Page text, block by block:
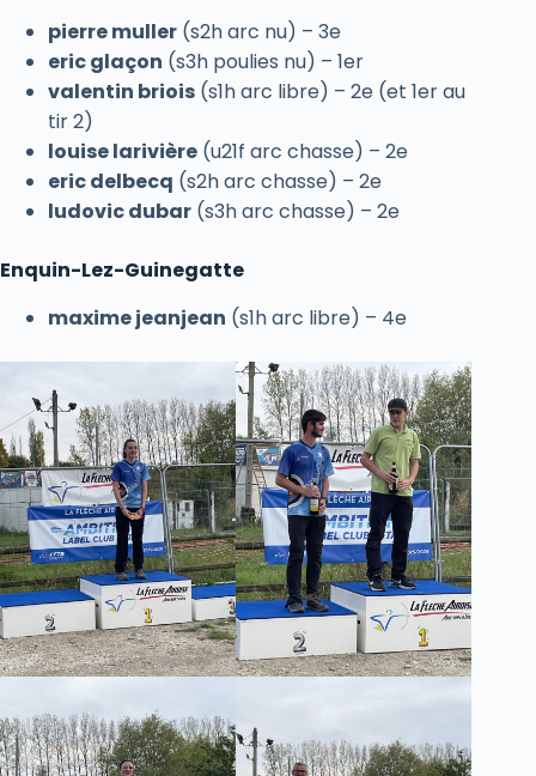
pierre muller (s2h arc nu) – 3e
eric glaçon (s3h poulies nu) – 1er
valentin briois (s1h arc libre) – 2e (et 1er au
tir 2)
louise larivière (u21f arc chasse) – 2e
eric delbecq (s2h arc chasse) – 2e
ludovic dubar (s3h arc chasse) – 2e
Enquin-Lez-Guinegatte
maxime jeanjean (s1h arc libre) – 4e